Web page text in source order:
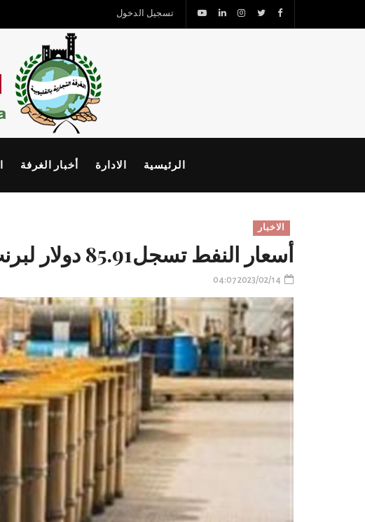
تسجيل الدخول
الرئيسية الادارة أخبار الغرفة
الاخبار
أسعار النفط تسجل85.91 دولار لبرنت و79.21دولار للخام الأمريكى
2023/02/14 04:07